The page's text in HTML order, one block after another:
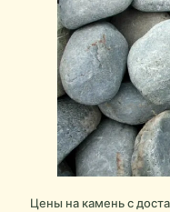
Цены на камень с